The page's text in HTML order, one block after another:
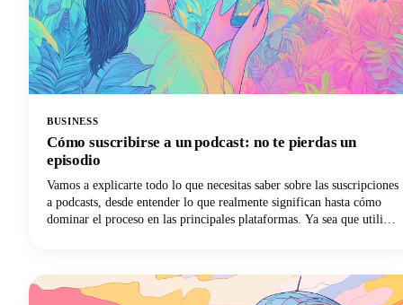
BUSINESS
Cómo suscribirse a un podcast: no te pierdas un
episodio
Vamos a explicarte todo lo que necesitas saber sobre las suscripciones
a podcasts, desde entender lo que realmente significan hasta cómo
dominar el proceso en las principales plataformas. Ya sea que utilices